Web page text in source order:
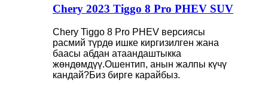
Chery 2023 Tiggo 8 Pro PHEV SUV
Chery Tiggo 8 Pro PHEV версиясы
расмий түрдө ишке киргизилген жана
баасы абдан атаандаштыкка
жөндөмдүү.Ошентип, анын жалпы күчү
кандай?Биз бирге карайбыз.